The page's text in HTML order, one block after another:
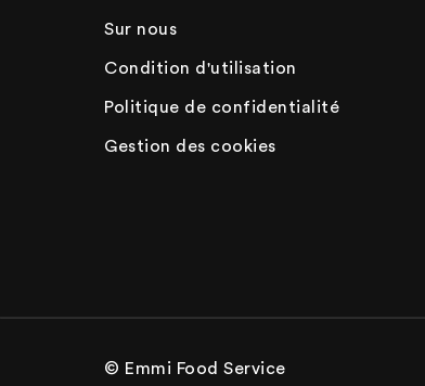
Sur nous
Condition d'utilisation
Politique de confidentialité
Gestion des cookies
© Emmi Food Service